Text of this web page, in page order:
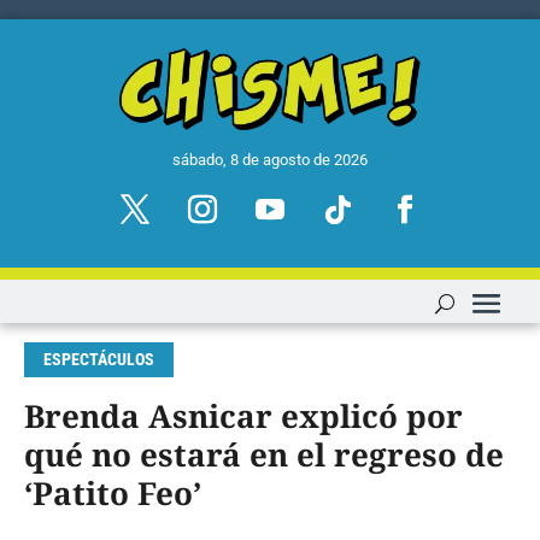
sábado, 8 de agosto de 2026
ESPECTÁCULOS
Brenda Asnicar explicó por
qué no estará en el regreso de
‘Patito Feo’